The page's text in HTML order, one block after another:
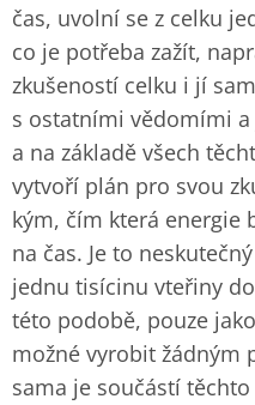
čas, uvolní se z celku
co je potřeba zažít,
zkušeností celku i jí
s ostatními vědomími
a na základě všech
vytvoří plán pro svou
kým, čím která energie
na čas. Je to
jednu tisícinu vteřiny
této podobě, pouze
možné vyrobit žádným
sama je součástí